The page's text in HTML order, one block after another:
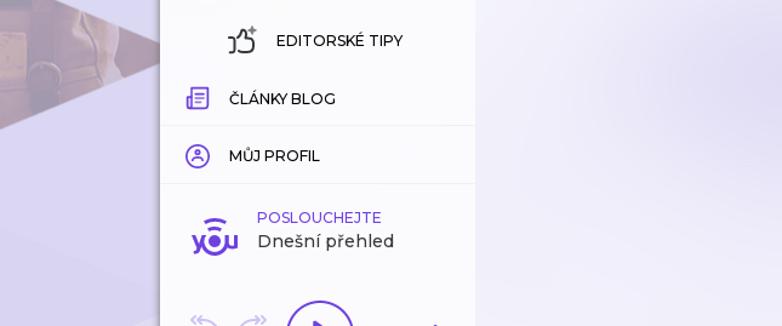
EDITORSKÉ TIPY
ČLÁNKY BLOG
MŮJ PROFIL
POSLOUCHEJTE
Dnešní přehled